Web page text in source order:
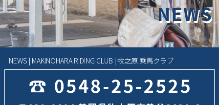
NEWS
NEWS | MAKINOHARA RIDING CLUB | 牧之原 乗馬クラブ